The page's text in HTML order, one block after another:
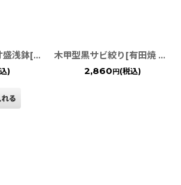
黒サビ絞り 花型7寸盛浅鉢[有田焼 金善窯]
)
木甲型黒サビ絞り[有田焼 金善窯]
2,860 円 (税込)